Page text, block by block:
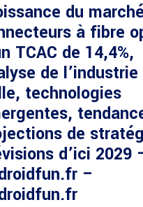
du
à fibre
TCAC de 14,4%,
de l’industrie
technologies
de
d’ici 2029
–